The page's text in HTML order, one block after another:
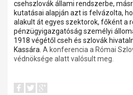
csehszlovák állami rendszerbe,
kutatásai alapján azt is felvázolta,
alakult át egyes szektorok, főként a
pénzügyigazgatóság személyi
1918 végétől cseh és szlovák
Kassára. A konferencia a Római
védnöksége alatt valósult meg.